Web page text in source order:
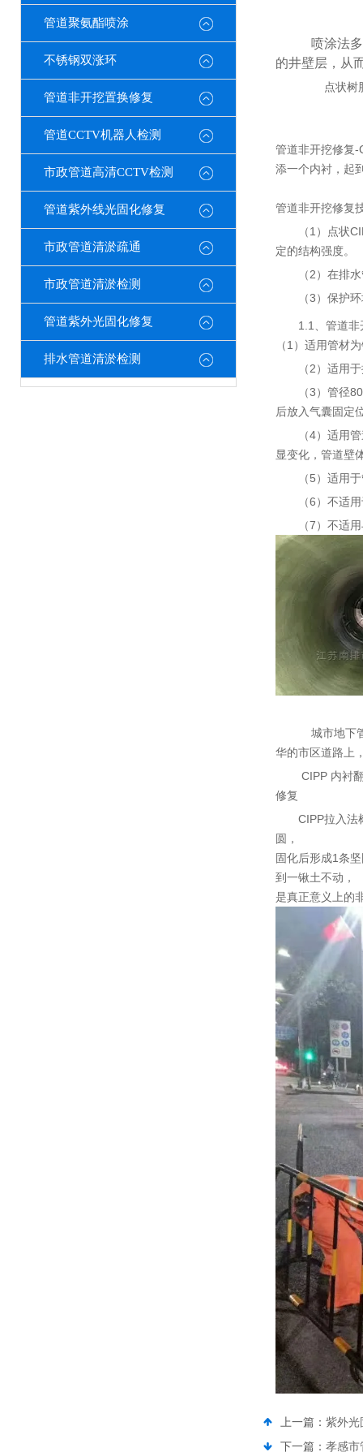
管道聚氨酯喷涂
不锈钢双涨环
管道非开挖置换修复
管道CCTV机器人检测
市政管道高清CCTV检测
管道紫外线光固化修复
市政管道清淤疏通
市政管道清淤检测
管道紫外光固化修复
排水管道清淤检测
喷涂法多
的井壁层，从
点状树
管道非开挖修复-
添一个内衬，起
管道非开挖修复
（1）点状
定的结构强度。
（2）在排
（3）保护
1.1、管道
（1）适用管材
（2）适用
（3）管径
后放入气囊固定
（4）适用
显变化，管道壁
（5）适用
（6）不适
（7）不适
城市地下
华的市区道路上
CIPP 内衬
修复
CIPP拉入法
圆，
固化后形成1条
到一锹土不动，
是真正意义上的
上一篇： 紫外光
下一篇： 孝感市